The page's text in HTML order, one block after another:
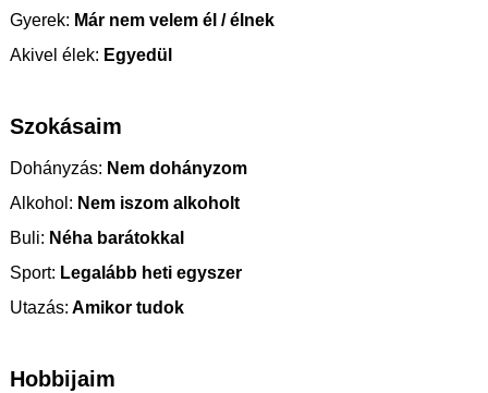
Gyerek: Már nem velem él / élnek
Akivel élek: Egyedül
Szokásaim
Dohányzás: Nem dohányzom
Alkohol: Nem iszom alkoholt
Buli: Néha barátokkal
Sport: Legalább heti egyszer
Utazás: Amikor tudok
Hobbijaim